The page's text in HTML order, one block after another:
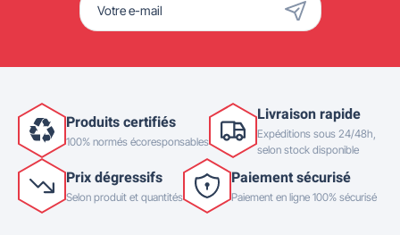
Produits certifiés
100% normés écoresponsables
Livraison rapide
Expéditions sous 24/48h,
selon stock disponible
Prix dégressifs
Selon produit et quantités
Paiement sécurisé
Paiement en ligne 100% sécurisé